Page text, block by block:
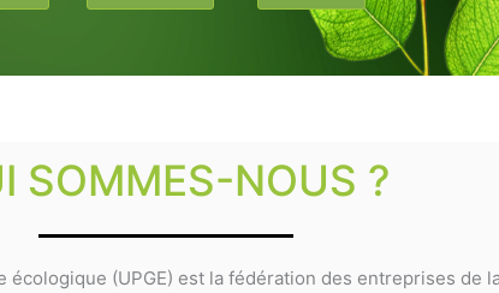
SOMMES-NOUS ?
écologique (UPGE) est la fédération des entreprises de